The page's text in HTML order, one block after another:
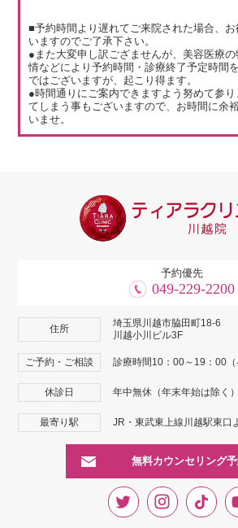
■予約時間より遅れてご来院された場合、
いますのでご了承下さい。
●また大変申し訳ござませんが、美容医療
情などにより予約時間・診療終了予定時間
ではございますが、起こり得ます。
●時間通りにご案内できますよう努めて参
てしまう事もございますので、お時間に余
いませ。
予約優先
049-229-2200
住所
埼玉県川越市脇田町18-6
川越小川ビル3F
ご予約・ご相談 診療時間10：00～19：00（
休診日 年中無休（年末年始は除く）
最寄り駅 JR・東武東上線川越駅東口
無料カウンセリング